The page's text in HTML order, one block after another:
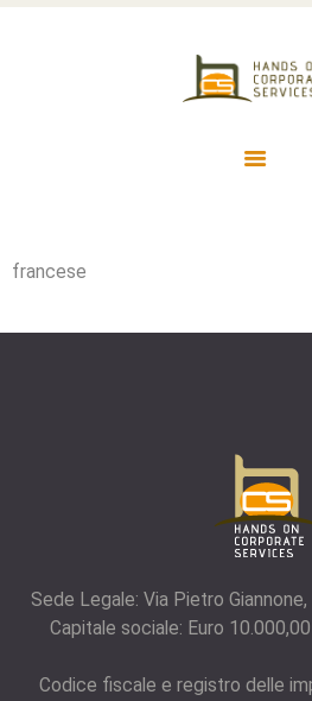
HCS HANDS ON
SERVIZI CONTABILI ED
LAVORA CON NOI
francese
Sede Legale: Via Pietro
Capitale sociale: Euro
Codice fiscale e registro delle